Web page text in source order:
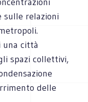
sulle relazioni
una città
spazi collettivi,
delle